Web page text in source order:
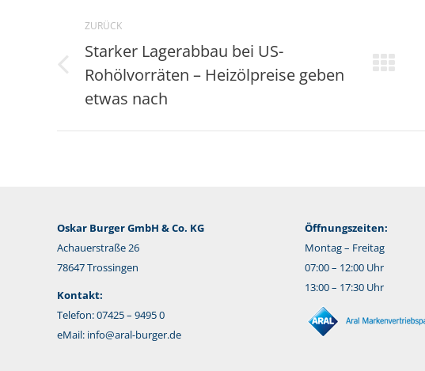
Kommentarnavigation
ZURÜCK
Vorheriger
Beitrag:
Starker Lagerabbau bei US-
Rohölvorräten – Heizölpreise geben
etwas nach
Oskar Burger GmbH & Co. KG
Achauerstraße 26
78647 Trossingen
Kontakt:
Telefon: 07425 – 9495 0
eMail: info@aral-burger.de
Öffnungszeiten:
Montag – Freitag
07:00 – 12:00 Uhr
13:00 – 17:30 Uhr